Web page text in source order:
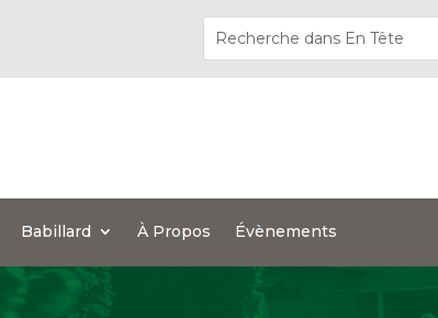
Babillard À Propos Évènements